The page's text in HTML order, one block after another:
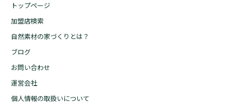
トップページ
加盟店検索
自然素材の家づくりとは？
ブログ
お問い合わせ
運営会社
個人情報の取扱いについて